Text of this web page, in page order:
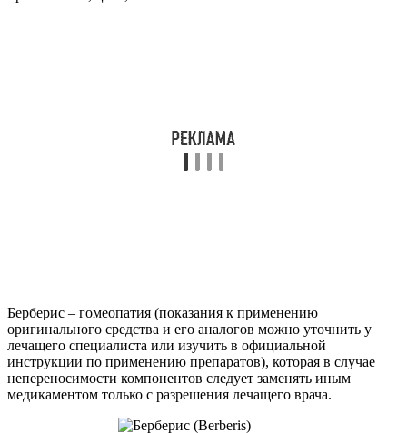
Берберис – гомеопатия (показания к применению
оригинального средства и его аналогов можно уточнить у
лечащего специалиста или изучить в официальной
инструкции по применению препаратов), которая в случае
непереносимости компонентов следует заменять иным
медикаментом только с разрешения лечащего врача.